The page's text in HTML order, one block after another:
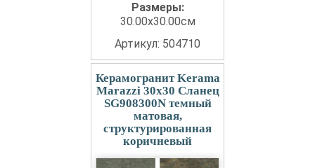
Размеры:
30.00x30.00см
Артикул: 504710
Керамогранит Kerama
Marazzi 30x30 Сланец
SG908300N темный
матовая,
структурированная
коричневый